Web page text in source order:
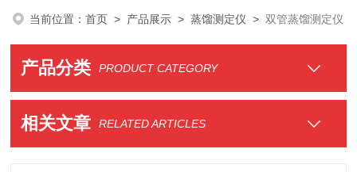
当前位置：首页 > 产品展示 >蒸馏测定仪 >双管蒸馏测定仪
产品分类 PRODUCT CATEGORY
相关文章 RELATED ARTICLES